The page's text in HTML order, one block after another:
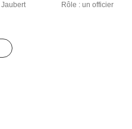
Rôle : un officier